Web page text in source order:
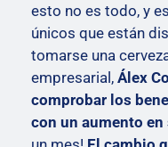
esto no es todo, y
únicos que están
tomarse una
empresarial, Álex
comprobar los
con un aumento en